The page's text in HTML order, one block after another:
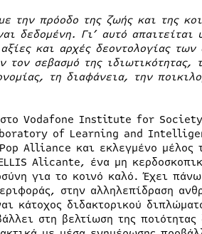
την πρόοδο της ζωής και της
δεδομένη. Γι’ αυτό
και αρχές δεοντολογίας των
τον σεβασμό της
τη διαφάνεια, την
Vodafone Institute for Society
of Learning and
Alliance και εκλεγμένο μέλος
Alicante, ένα μη
για το κοινό καλό. Έχει
στην αλληλεπίδραση
κάτοχος διδακτορικού
στη βελτίωση της